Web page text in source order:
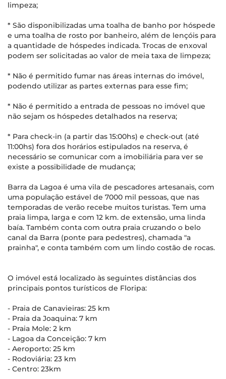
limpeza;
* São disponibilizadas uma toalha de banho por hóspede
e uma toalha de rosto por banheiro, além de lençóis para
a quantidade de hóspedes indicada. Trocas de enxoval
podem ser solicitadas ao valor de meia taxa de limpeza;
* Não é permitido fumar nas áreas internas do imóvel,
podendo utilizar as partes externas para esse fim;
* Não é permitido a entrada de pessoas no imóvel que
não sejam os hóspedes detalhados na reserva;
* Para check-in (a partir das 15:00hs) e check-out (até
11:00hs) fora dos horários estipulados na reserva, é
necessário se comunicar com a imobiliária para ver se
existe a possibilidade de mudança;
Barra da Lagoa é uma vila de pescadores artesanais, com
uma população estável de 7000 mil pessoas, que nas
temporadas de verão recebe muitos turistas. Tem uma
praia limpa, larga e com 12 km. de extensão, uma linda
baía. Também conta com outra praia cruzando o belo
canal da Barra (ponte para pedestres), chamada "a
prainha", e conta também com um lindo costão de rocas.
O imóvel está localizado às seguintes distâncias dos
principais pontos turísticos de Floripa:
- Praia de Canavieiras: 25 km
- Praia da Joaquina: 7 km
- Praia Mole: 2 km
- Lagoa da Conceição: 7 km
- Aeroporto: 25 km
- Rodoviária: 23 km
- Centro: 23km